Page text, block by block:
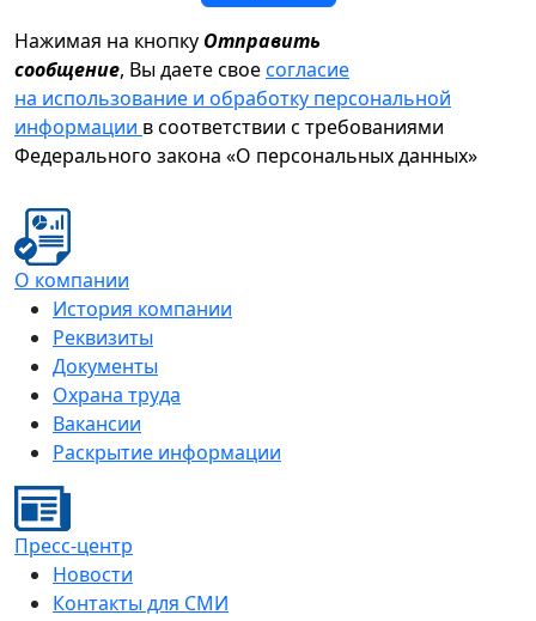
Нажимая на кнопку Отправить
сообщение, Вы даете своесогласие
на использование и обработку персональной
информации в соответствии с требованиями
Федерального закона «О персональных данных»
О компании
История компании
Реквизиты
Документы
Охрана труда
Вакансии
Раскрытие информации
Пресс-центр
Новости
Контакты для СМИ